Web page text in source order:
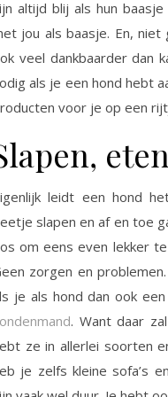
altijd blij als hun
jou als baasje. En, niet
veel dankbaarder dan
als je een hond hebt
voor je op een
leidt een hond
slapen en af en toe
om eens even lekker
zorgen en
je als hond dan ook
. Want daar
ze in allerlei soorten
je zelfs kleine sofa’s